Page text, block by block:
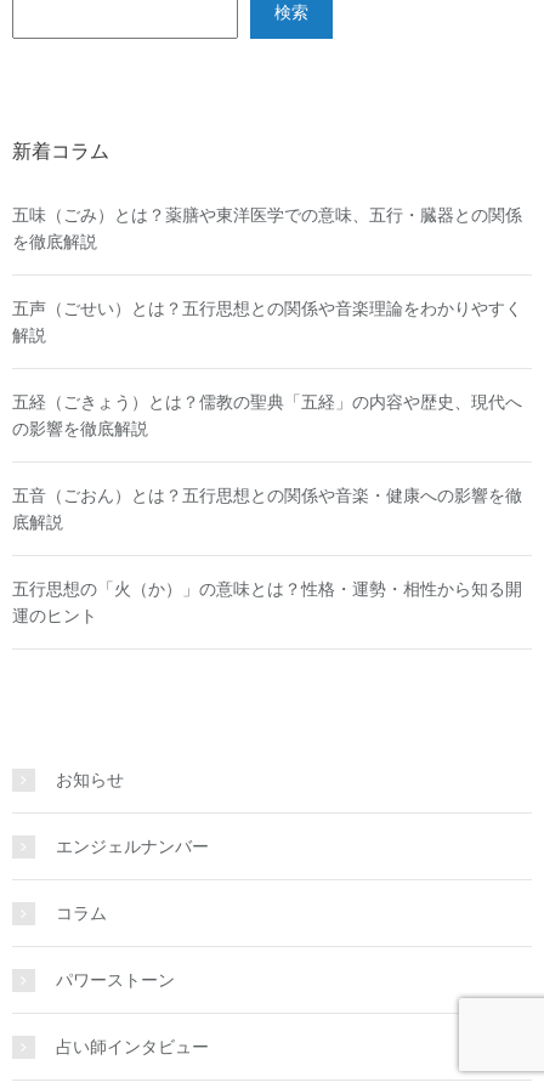
検索
新着コラム
五味（ごみ）とは？薬膳や東洋医学での意味、五行・臓器との関係
を徹底解説
五声（ごせい）とは？五行思想との関係や音楽理論をわかりやすく
解説
五経（ごきょう）とは？儒教の聖典「五経」の内容や歴史、現代へ
の影響を徹底解説
五音（ごおん）とは？五行思想との関係や音楽・健康への影響を徹
底解説
五行思想の「火（か）」の意味とは？性格・運勢・相性から知る開
運のヒント
お知らせ
エンジェルナンバー
コラム
パワーストーン
占い師インタビュー